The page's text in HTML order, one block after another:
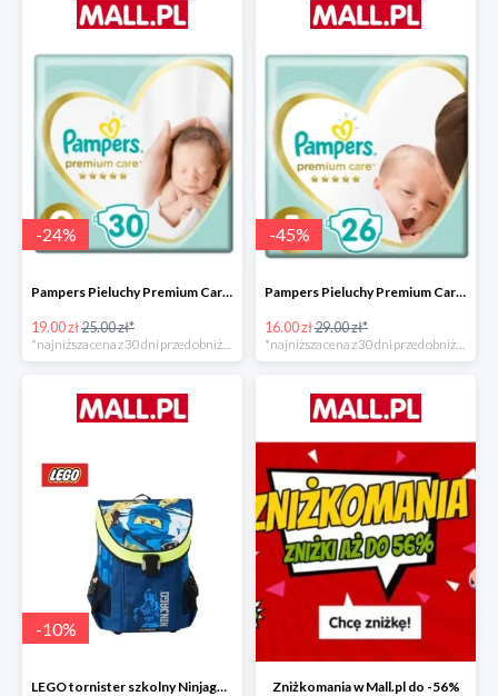
-24%
Pampers Pieluchy Premium Care 0 Newborn -24%
19.00 zł25.00 zł*
*najniższa cena z 30 dni przed obniżką
-45%
Pampers Pieluchy Premium Care 1 Newborn -44%
16.00 zł29.00 zł*
*najniższa cena z 30 dni przed obniżką
-10%
LEGO tornister szkolny Ninjago JAY of Lightning Easy Zniżkomania w Mall.pl do -56%